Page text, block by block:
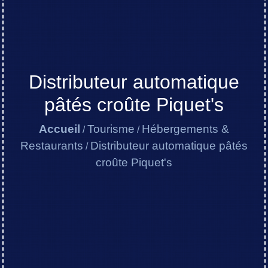
Distributeur automatique
pâtés croûte Piquet's
Accueil /Tourisme / Hébergements &
Restaurants / Distributeur automatique pâtés
croûte Piquet's